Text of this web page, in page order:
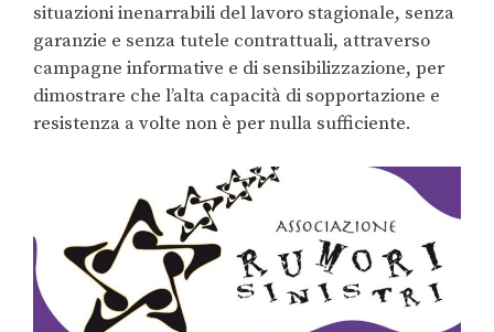
situazioni inenarrabili del lavoro stagionale, senza
garanzie e senza tutele contrattuali, attraverso
campagne informative e di sensibilizzazione, per
dimostrare che l’alta capacità di sopportazione e
resistenza a volte non è per nulla sufficiente.